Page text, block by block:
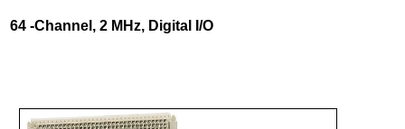
64 -Channel, 2 MHz, Digital I/O